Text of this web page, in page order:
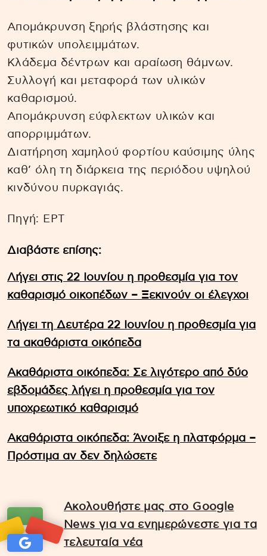
Απομάκρυνση ξηρής βλάστησης και
φυτικών υπολειμμάτων.
Κλάδεμα δέντρων και αραίωση θάμνων.
Συλλογή και μεταφορά των υλικών
καθαρισμού.
Απομάκρυνση εύφλεκτων υλικών και
απορριμμάτων.
Διατήρηση χαμηλού φορτίου καύσιμης ύλης
καθ’ όλη τη διάρκεια της περιόδου υψηλού
κινδύνου πυρκαγιάς.
Πηγή: EΡΤ
Διαβάστε επίσης:
Λήγει στις 22 Ιουνίου η προθεσμία για τον
καθαρισμό οικοπέδων – Ξεκινούν οι έλεγχοι
Λήγει τη Δευτέρα 22 Ιουνίου η προθεσμία για
τα ακαθάριστα οικόπεδα
Ακαθάριστα οικόπεδα: Σε λιγότερο από δύο
εβδομάδες λήγει η προθεσμία για τον
υποχρεωτικό καθαρισμό
Ακαθάριστα οικόπεδα: Άνοιξε η πλατφόρμα –
Πρόστιμα αν δεν δηλώσετε
Ακολουθήστε μας στο Google
News για να ενημερώνεστε για τα
τελευταία νέα